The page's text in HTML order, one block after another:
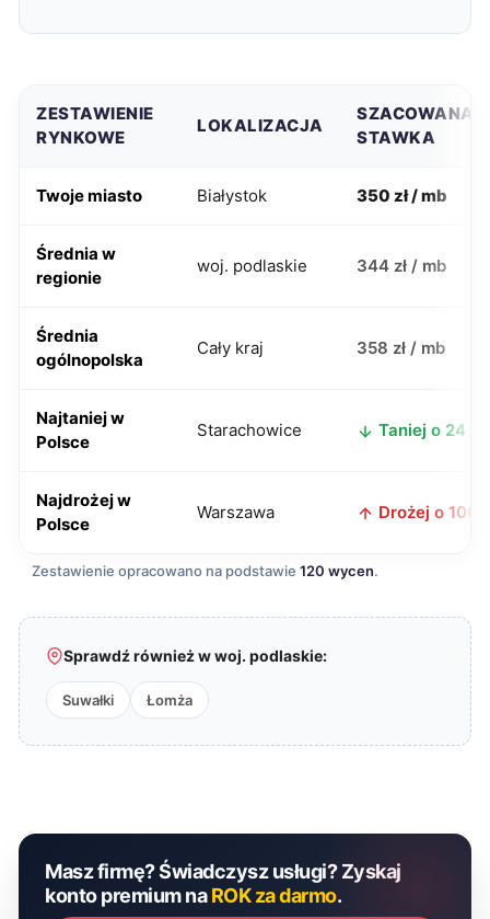
ZESTAWIENIE
RYNKOWE
LOKALIZACJA
SZACOWANA
STAWKA
Twoje miasto Białystok 350 zł / mb
Średnia w
regionie
woj. podlaskie 344 zł / mb
Średnia
ogólnopolska
Cały kraj 358 zł / mb
Najtaniej w
Polsce
Starachowice Taniej o 24 zł
Najdrożej w
Polsce
Warszawa Drożej o 100
Zestawienie opracowano na podstawie 120 wycen.
Sprawdź również w woj. podlaskie:
Suwałki Łomża
Masz firmę? Świadczysz usługi? Zyskaj
konto premium naROK za darmo.